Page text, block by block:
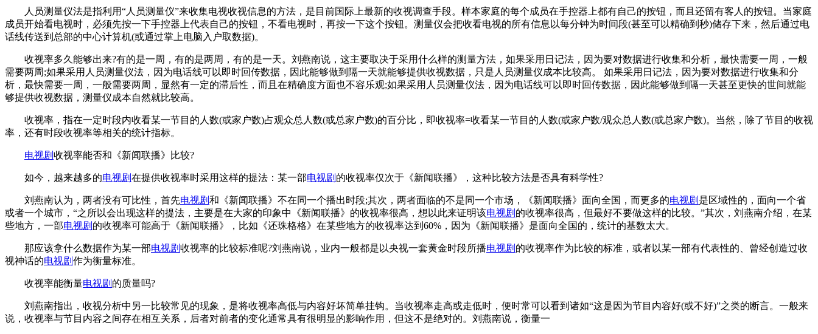
人员测量仪法是指利用“人员测量仪”来收集电视收视信息的方法，是目前国际上最新的收视调查手段。样本家庭的每个成员在手控器上都有自己的按钮，而且还留有客人的按钮。当家庭
成员开始看电视时，必须先按一下手控器上代表自己的按钮，不看电视时，再按一下这个按钮。测量仪会把收看电视的所有信息以每分钟为时间段(甚至可以精确到秒)储存下来，然后通过电
话线传送到总部的中心计算机(或通过掌上电脑入户取数据)。
收视率多久能够出来?有的是一周，有的是两周，有的是一天。刘燕南说，这主要取决于采用什么样的测量方法，如果采用日记法，因为要对数据进行收集和分析，最快需要一周，一般
需要两周;如果采用人员测量仪法，因为电话线可以即时回传数据，因此能够做到隔一天就能够提供收视数据，只是人员测量仪成本比较高。 如果采用日记法，因为要对数据进行收集和分
析，最快需要一周，一般需要两周，显然有一定的滞后性，而且在精确度方面也不容乐观;如果采用人员测量仪法，因为电话线可以即时回传数据，因此能够做到隔一天甚至更快的世间就能
够提供收视数据，测量仪成本自然就比较高。
收视率，指在一定时段内收看某一节目的人数(或家户数)占观众总人数(或总家户数)的百分比，即收视率=收看某一节目的人数(或家户数/观众总人数(或总家户数)。当然，除了节目的收视
率，还有时段收视率等相关的统计指标。
电视剧收视率能否和《新闻联播》比较?
如今，越来越多的电视剧在提供收视率时采用这样的提法：某一部电视剧 的收视率仅次于《新闻联播》，这种比较方法是否具有科学性?
刘燕南认为，两者没有可比性，首先电视剧和《新闻联播》不在同一个播出时段;其次，两者面临的不是同一个市场，《新闻联播》面向全国，而更多的电视剧 是区域性的，面向一个省
或者一个城市，“之所以会出现这样的提法，主要是在大家的印象中《新闻联播》的收视率很高，想以此来证明该电视剧 的收视率很高，但最好不要做这样的比较。”其次，刘燕南介绍，在某
些地方，一部电视剧 的收视率可能高于《新闻联播》，比如《还珠格格》在某些地方的收视率达到60%，因为《新闻联播》是面向全国的，统计的基数太大。
那应该拿什么数据作为某一部电视剧收视率的比较标准呢?刘燕南说，业内一般都是以央视一套黄金时段所播电视剧 的收视率作为比较的标准，或者以某一部有代表性的、曾经创造过收
视神话的电视剧作为衡量标准。
收视率能衡量电视剧 的质量吗?
刘燕南指出，收视分析中另一比较常见的现象，是将收视率高低与内容好坏简单挂钩。当收视率走高或走低时，便时常可以看到诸如“这是因为节目内容好(或不好)”之类的断言。一般来
说，收视率与节目内容之间存在相互关系，后者对前者的变化通常具有很明显的影响作用，但这不是绝对的。刘燕南说，衡量一